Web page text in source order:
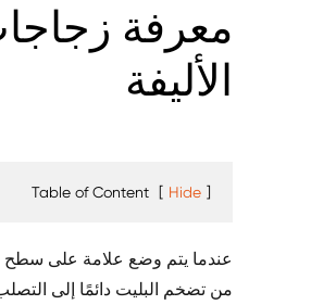
معرفة
الأليفة
Table of Content [ Hide ]
عندما يتم وضع علامة على سطح
من تضخم البليت دائمًا إلى